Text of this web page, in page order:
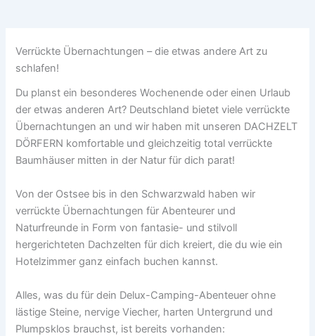
Verrückte Übernachtungen – die etwas andere Art zu
schlafen!
Du planst ein besonderes Wochenende oder einen Urlaub
der etwas anderen Art? Deutschland bietet viele verrückte
Übernachtungen an und wir haben mit unseren DACHZELT
DÖRFERN komfortable und gleichzeitig total verrückte
Baumhäuser mitten in der Natur für dich parat!
Von der Ostsee bis in den Schwarzwald haben wir
verrückte Übernachtungen für Abenteurer und
Naturfreunde in Form von fantasie- und stilvoll
hergerichteten Dachzelten für dich kreiert, die du wie ein
Hotelzimmer ganz einfach buchen kannst.
Alles, was du für dein Delux-Camping-Abenteuer ohne
lästige Steine, nervige Viecher, harten Untergrund und
Plumpsklos brauchst, ist bereits vorhanden: